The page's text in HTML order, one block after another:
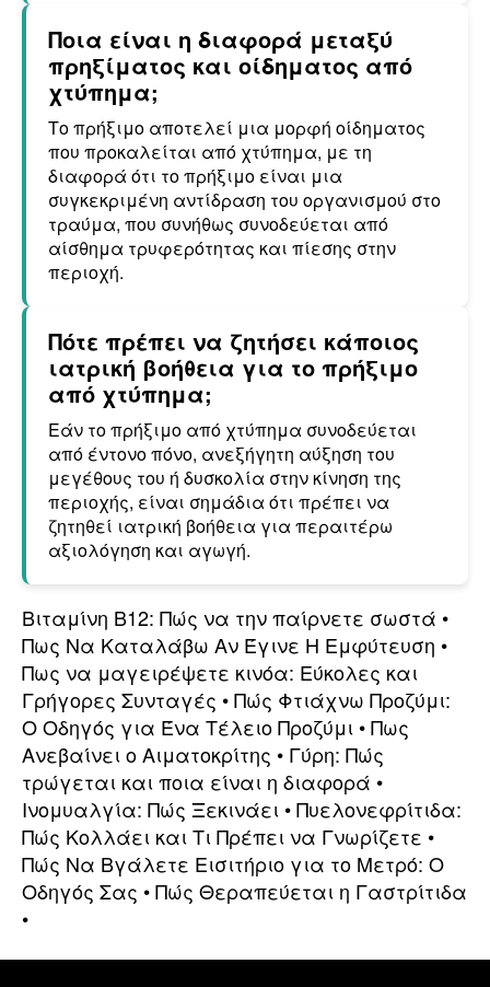
Ποια είναι η διαφορά μεταξύ
πρηξίματος και οίδηματος από
χτύπημα;
Το πρήξιμο αποτελεί μια μορφή οίδηματος
που προκαλείται από χτύπημα, με τη
διαφορά ότι το πρήξιμο είναι μια
συγκεκριμένη αντίδραση του οργανισμού στο
τραύμα, που συνήθως συνοδεύεται από
αίσθημα τρυφερότητας και πίεσης στην
περιοχή.
Πότε πρέπει να ζητήσει κάποιος
ιατρική βοήθεια για το πρήξιμο
από χτύπημα;
Εάν το πρήξιμο από χτύπημα συνοδεύεται
από έντονο πόνο, ανεξήγητη αύξηση του
μεγέθους του ή δυσκολία στην κίνηση της
περιοχής, είναι σημάδια ότι πρέπει να
ζητηθεί ιατρική βοήθεια για περαιτέρω
αξιολόγηση και αγωγή.
Βιταμίνη B12: Πώς να την παίρνετε σωστά •
Πως Να Καταλάβω Αν Έγινε Η Εμφύτευση •
Πως να μαγειρέψετε κινόα: Εύκολες και
Γρήγορες Συνταγές •Πώς Φτιάχνω Προζύμι:
Ο Οδηγός για Ένα Τέλειο Προζύμι •Πως
Ανεβαίνει ο Αιματοκρίτης • Γύρη: Πώς
τρώγεται και ποια είναι η διαφορά •
Ινομυαλγία: Πώς Ξεκινάει •Πυελονεφρίτιδα:
Πώς Κολλάει και Τι Πρέπει να Γνωρίζετε •
Πώς Να Βγάλετε Εισιτήριο για το Μετρό: Ο
Οδηγός Σας •Πώς Θεραπεύεται η Γαστρίτιδα
•